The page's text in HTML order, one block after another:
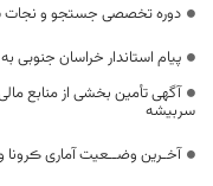
دوره تخصصی جستجو و نجات
پیام استاندار خراسان جنوبی
آگهی تأمین بخشی از منابع
سربیشه
آخـرین وضــعیت آماری